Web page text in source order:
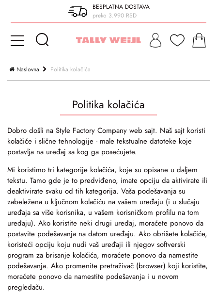
BESPLATNA DOSTAVA
preko 3.990 RSD
Naslovna Politika kolačića
Politika kolačića
Dobro došli na Style Factory Company web sajt. Naš sajt koristi
kolačiće i slične tehnologije - male tekstualne datoteke koje
postavlja na uređaj sa kog ga posećujete.
Mi koristimo tri kategorije kolačića, koje su opisane u daljem
tekstu. Tamo gde je to predviđeno, imate opciju da aktivirate ili
deaktivirate svaku od tih kategorija. Vaša podešavanja su
zabeležena u ključnom kolačiću na vašem uređaju (i u slučaju
uređaja sa više korisnika, u vašem korisničkom profilu na tom
uređaju). Ako koristite neki drugi uređaj, moraćete ponovo da
postavite podešavanja na datom uređaju. Ako obrišete kolačiće,
koristeći opciju koju nudi vaš uređaji ili njegov softverski
program za brisanje kolačića, moraćete ponovo da namestite
podešavanja. Ako promenite pretraživač (browser) koji koristite,
moraćete ponovo da namestite podešavanja i u novom
pregledaču.